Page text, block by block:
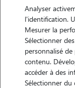
Analyser
l'identification.
Mesurer la
Sélectionner
personnalisé
contenu.
accéder à des
Sélectionner du